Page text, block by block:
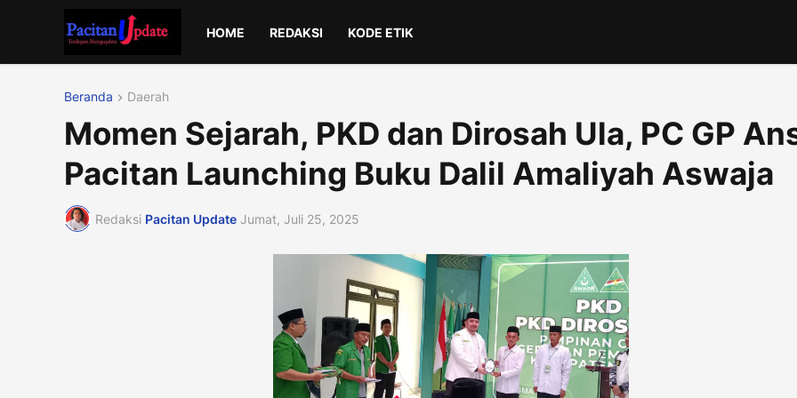
HOME REDAKSI KODE ETIK
Beranda Daerah
Momen Sejarah, PKD dan Dirosah Ula, PC GP
Pacitan Launching Buku Dalil Amaliyah Aswaja
Redaksi Pacitan Update Jumat, Juli 25, 2025